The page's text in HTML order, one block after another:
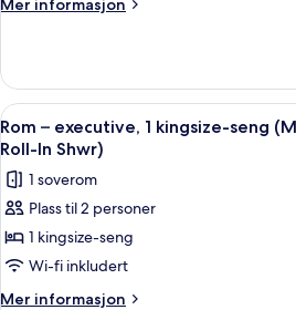
Mer informasjon
–
president,
1
soverom
Åpne
alle
bildene
av
Rom
–
executive,
1
4
Rom – executive, 1 kingsize-seng
Roll-In Shwr)
1 soverom
Plass til 2 personer
1 kingsize-seng
Wi-fi inkludert
Mer informasjon
Mer